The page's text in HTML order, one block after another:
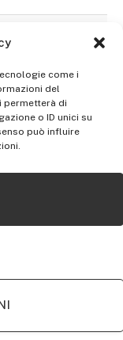
come i
del
permetterà di
o ID unici su
può influire
a filo
185A,
saldatrice